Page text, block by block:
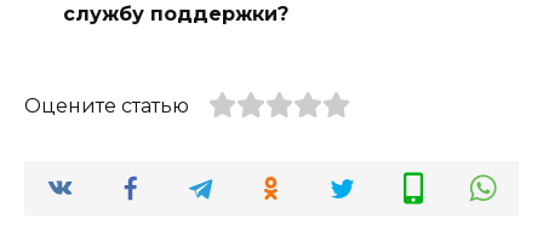
службу поддержки?
Оцените статью